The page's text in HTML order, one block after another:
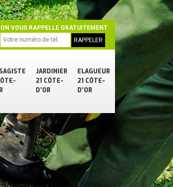
JARDINIER
21 CÔTE-
D'OR
ELAGUEUR
21 CÔTE-
D'OR
ON VOUS RAPPELLE GRATUITEMENT